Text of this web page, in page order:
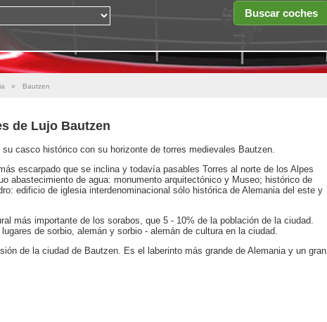
» Bautzen
de Lujo Bautzen
casco histórico con su horizonte de torres medievales Bautzen.
escarpado que se inclina y todavía pasables Torres al norte de los Alpes
abastecimiento de agua: monumento arquitectónico y Museo; histórico de
edificio de iglesia interdenominacional sólo histórica de Alemania del este y
más importante de los sorabos, que 5 - 10% de la población de la ciudad.
de sorbio, alemán y sorbio - alemán de cultura en la ciudad.
de la ciudad de Bautzen. Es el laberinto más grande de Alemania y un gran